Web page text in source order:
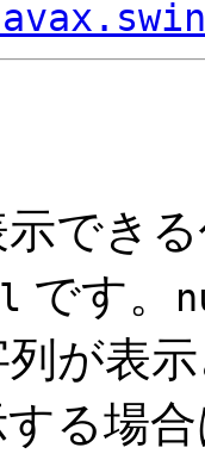
でき
です。
が表
る場